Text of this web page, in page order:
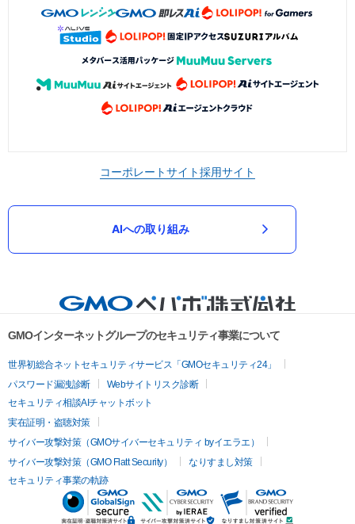
コーポレートサイト採用サイト
AIへの取り組み
GMOインターネットグループのセキュリティ事業について
世界初総合ネットセキュリティサービス「GMOセキュリティ24」
パスワード漏洩診断
Webサイトリスク診断
セキュリティ相談AIチャットボット
実在証明・盗聴対策
サイバー攻撃対策（GMOサイバーセキュリティ byイエラエ）
サイバー攻撃対策（GMO Flatt Security）
なりすまし対策
セキュリティ事業の軌跡